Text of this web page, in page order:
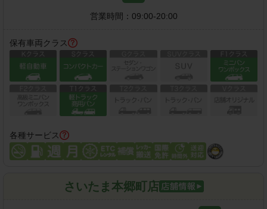
営業時間： 09:00-20:00
保有車両クラス
各種サービス
さいたま本郷町店